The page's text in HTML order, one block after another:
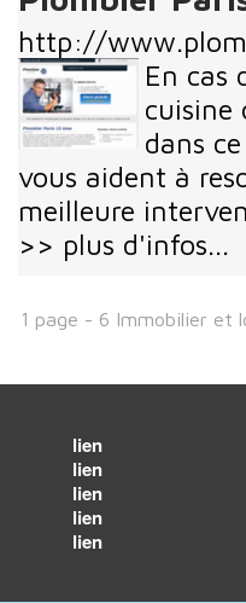
http://
En cas
cuisine
dans
vous aident à
meilleure
>> plus d'infos...
1 page - 6 Immobilier
lien
lien
lien
lien
lien